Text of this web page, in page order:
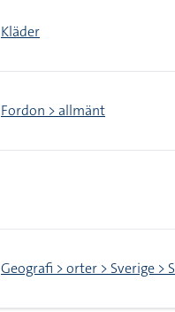
Kläder
Fordon > allmänt
Geografi > orter > Sverige >